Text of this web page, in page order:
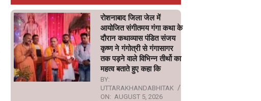
रोशनाबाद जिला जेल में
आयोजित संगीतमय गंगा कथा के
दौरान कथाव्यास पंडित संजय
कृष्ण ने गंगोत्री से गंगासागर
तक पड़ने वाले विभिन्न तीर्थो का
महत्व बताते हुए कहा कि
BY:
UTTARAKHANDABHITAK
ON: AUGUST 5, 2026